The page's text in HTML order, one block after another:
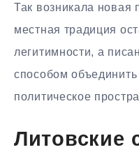
Так возникала новая
местная традиция
легитимности, а
способом
политическое
Литовские